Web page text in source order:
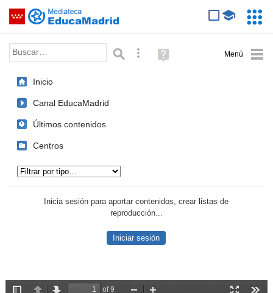
Saltar navegación
Palabra o frase: Búsqueda avanzada
Ayuda
(en
Inicio
Canal EducaMadrid
Últimos contenidos
Centros
Inicia sesión para aportar contenidos, crear listas de
reproducción...
Iniciar sesión